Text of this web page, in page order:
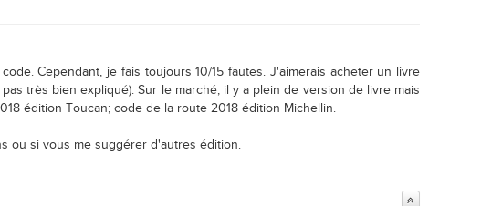
Cependant, je fais toujours 10/15 fautes. J'aimerais acheter un livre
très bien expliqué). Sur le marché, il y a plein de version de livre mais
édition Toucan; code de la route 2018 édition Michellin.
ou si vous me suggérer d'autres édition.